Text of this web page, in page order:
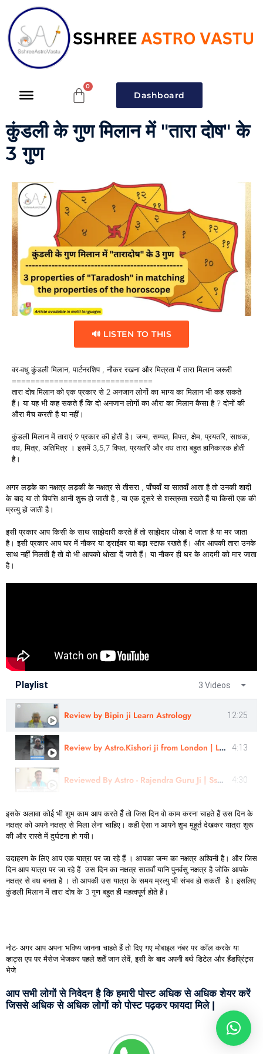
Dashboard
कुंडली के गुण मिलान में "तारा दोष" के
3 गुण
🔊 LISTEN TO THIS
वर-वधु कुंडली मिलान, पार्टनरशिप , नौकर रखना और मित्रता में तारा मिलान जरूरी
==============================
तारा दोष मिलान को एक प्रकार से 2 अनजान लोगों का भाग्य का मिलान भी कह सकते
हैं। या यह भी कह सकते हैं कि दो अनजान लोगों का औरा का मिलान कैसा है ? दोनों की
औरा मैच करती है या नहीं।
कुंडली मिलान में ताराएं 9 प्रकार की होती है। जन्म, सम्पत, विपत्त, क्षेम, प्रयतरि, साधक,
वध, मित्र, अतिमित्र । इसमें 3,5,7 विपत, प्रयतरि और वध तारा बहुत हानिकारक होती
है।
अगर लड़के का नक्षत्र लड़की के नक्षत्र से तीसरा , पाँचवाँ या सातवाँ आता है तो उनकी शादी
के बाद या तो विपत्ति आनी शुरू हो जाती है , या एक दूसरे से शस्त्रुता रखते हैं या किसी एक की
म्रत्यु हो जाती है।
इसी प्रकार आप किसी के साथ साझेदारी करते हैं तो साझेदार धोखा दे जाता है या मर जाता
है। इसी प्रकार आप घर में नौकर या ड्राईवर या बड़ा स्टाफ रखते हैं। और आपकी तारा उनके
साथ नहीं मिलती है तो वो भी आपको धोखा दें जाते हैं। या नौकर ही घर के आदमी को मार जाता
है।
Playlist 3 Videos
Review by Bipin ji Learn Astrology 12:25
Review by Astro.Kishori ji from London | Learn Astrology 4:13
Reviewed By Astro - Rajendra Guru Ji | Sshree Astro Vastu 4:30
इसके अलावा कोई भी शुभ काम आप करते हैँ तो जिस दिन वो काम करना चाहते हैं उस दिन के
नक्षत्र को अपने नक्षत्र से मिला लेना चाहिए। कही ऐसा न आपने शुभ मुहूर्त देखकर यात्रा शुरू
की और रास्ते में दुर्घटना हो गयी।
उदाहरण के लिए आप एक यात्रा पर जा रहे हैं । आपका जन्म का नक्षत्र अश्विनी है। और जिस
दिन आप यात्रा पर जा रहे हैं उस दिन का नक्षत्र सातवाँ यानि पुनर्वसु नक्षत्र है जोकि आपके
नक्षत्र से वध बनता है । तो आपकी उस यात्रा के समय म्रत्यु भी संभव हो सकती है। इसलिए
कुंडली मिलान में तारा दोष के 3 गुण बहुत ही महत्वपूर्ण होते हैं।
नोट- अगर आप अपना भविष्य जानना चाहते हैं तो दिए गए मोबाइल नंबर पर कॉल करके या
व्हाट्स एप पर मैसेज भेजकर पहले शर्तें जान लेवें, इसी के बाद अपनी बर्थ डिटेल और हैंडप्रिंट्स
भेजे
आप सभी लोगों से निवेदन है कि हमारी पोस्ट अधिक से अधिक शेयर करें
जिससे अधिक से अधिक लोगों को पोस्ट पढ़कर फायदा मिले |